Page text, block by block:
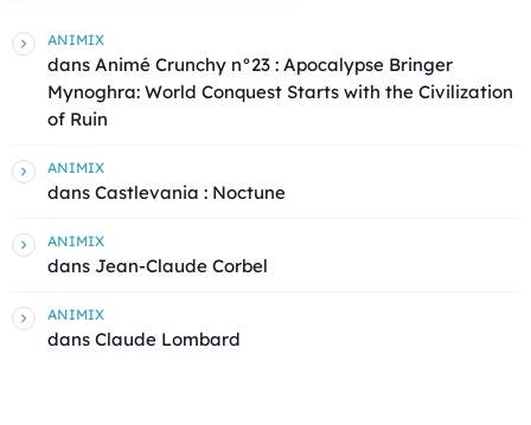
ANIMIX
dans Animé Crunchy n°23 : Apocalypse Bringer
Mynoghra: World Conquest Starts with the Civilization
of Ruin
ANIMIX
dans Castlevania : Noctune
ANIMIX
dans Jean-Claude Corbel
ANIMIX
dans Claude Lombard